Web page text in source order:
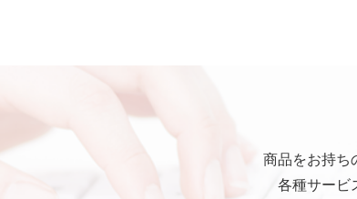
商品をお持ち
各種サービ